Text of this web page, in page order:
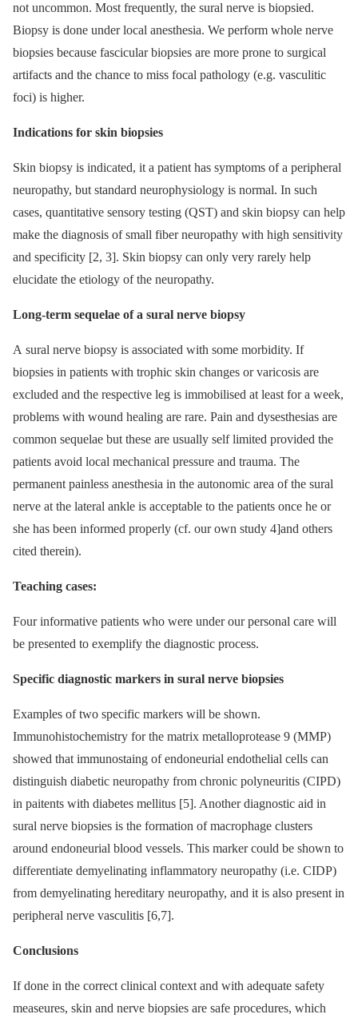
not uncommon. Most frequently, the sural nerve is biopsied.
Biopsy is done under local anesthesia. We perform whole nerve
biopsies because fascicular biopsies are more prone to surgical
artifacts and the chance to miss focal pathology (e.g. vasculitic
foci) is higher.
Indications for skin biopsies
Skin biopsy is indicated, it a patient has symptoms of a peripheral
neuropathy, but standard neurophysiology is normal. In such
cases, quantitative sensory testing (QST) and skin biopsy can help
make the diagnosis of small fiber neuropathy with high sensitivity
and specificity [2, 3]. Skin biopsy can only very rarely help
elucidate the etiology of the neuropathy.
Long-term sequelae of a sural nerve biopsy
A sural nerve biopsy is associated with some morbidity. If
biopsies in patients with trophic skin changes or varicosis are
excluded and the respective leg is immobilised at least for a week,
problems with wound healing are rare. Pain and dysesthesias are
common sequelae but these are usually self limited provided the
patients avoid local mechanical pressure and trauma. The
permanent painless anesthesia in the autonomic area of the sural
nerve at the lateral ankle is acceptable to the patients once he or
she has been informed properly (cf. our own study 4]and others
cited therein).
Teaching cases:
Four informative patients who were under our personal care will
be presented to exemplify the diagnostic process.
Specific diagnostic markers in sural nerve biopsies
Examples of two specific markers will be shown.
Immunohistochemistry for the matrix metalloprotease 9 (MMP)
showed that immunostaing of endoneurial endothelial cells can
distinguish diabetic neuropathy from chronic polyneuritis (CIPD)
in paitents with diabetes mellitus [5]. Another diagnostic aid in
sural nerve biopsies is the formation of macrophage clusters
around endoneurial blood vessels. This marker could be shown to
differentiate demyelinating inflammatory neuropathy (i.e. CIDP)
from demyelinating hereditary neuropathy, and it is also present in
peripheral nerve vasculitis [6,7].
Conclusions
If done in the correct clinical context and with adequate safety
measeures, skin and nerve biopsies are safe procedures, which